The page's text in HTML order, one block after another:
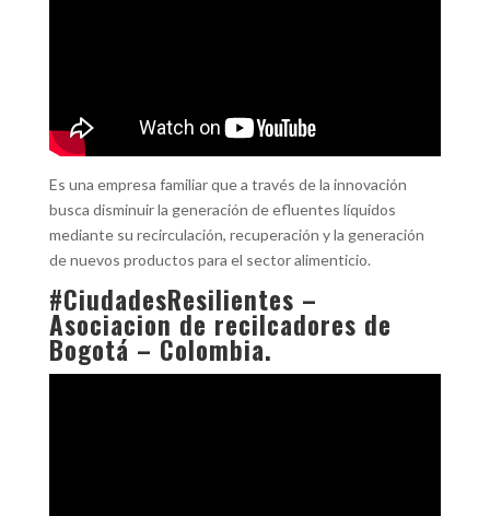
Es una empresa familiar que a través de la innovación
busca disminuir la generación de efluentes líquidos
mediante su recirculación, recuperación y la generación
de nuevos productos para el sector alimenticio.
#CiudadesResilientes –
Asociacion de recilcadores de
Bogotá – Colombia.